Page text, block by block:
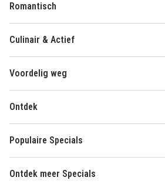
Romantisch
Culinair & Actief
Voordelig weg
Ontdek
Populaire Specials
Ontdek meer Specials